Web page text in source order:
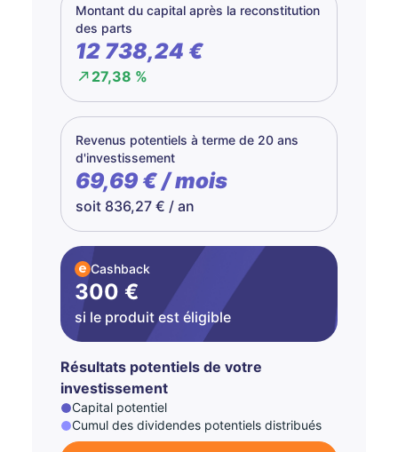
Montant du capital après la reconstitution
des parts
12 738,24 €
27,38 %
Revenus potentiels à terme de 20 ans
d'investissement
69,69 € / mois
soit 836,27 € / an
Cashback
300 €
si le produit est éligible
Résultats potentiels de votre
investissement
Capital potentiel
Cumul des dividendes potentiels distribués